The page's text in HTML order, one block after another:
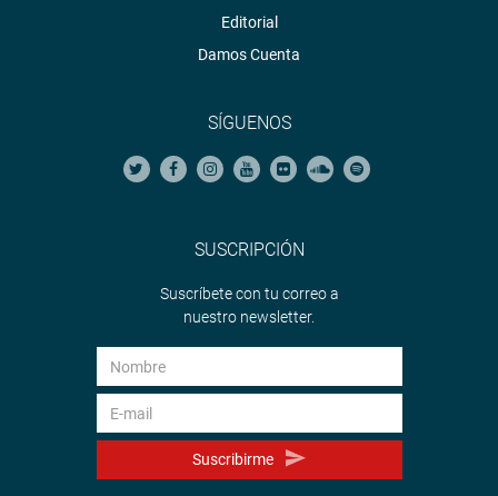
Editorial
Damos Cuenta
SÍGUENOS
SUSCRIPCIÓN
Suscríbete con tu correo a
nuestro newsletter.
Suscribirme